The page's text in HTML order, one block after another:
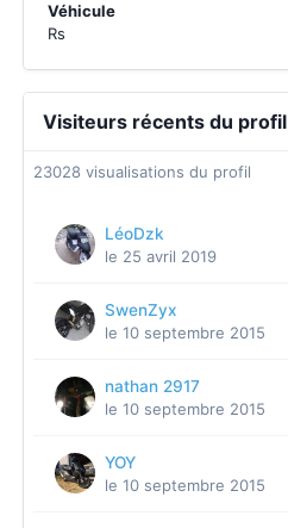
Véhicule
Rs
Visiteurs récents du profil
23028 visualisations du profil
LéoDzk
le 25 avril 2019
SwenZyx
le 10 septembre 2015
nathan 2917
le 10 septembre 2015
YOY
le 10 septembre 2015